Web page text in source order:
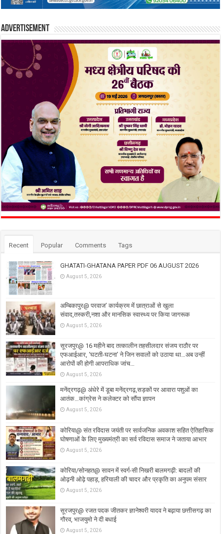
Advertisement
Recent Popular Comments Tags
GHATATI-GHATANA PAPER PDF 06 AUGUST 2026
August 5, 2026
अम्बिकापुर@ परवाज’ कार्यक्रम में छात्राओं से खुला
संवाद,तस्करी,नशा और मानसिक स्वास्थ्य पर किया जागरूक
August 5, 2026
सूरजपुर@ 16 महीने बाद तत्कालीन तहसीलदार संजय राठौर पर
एफआईआर, ‘घटती-घटना’ ने जिन सवालों को उठाया था…अब उन्हीं
आरोपों की होगी आपराधिक जांच…
August 5, 2026
मनेंद्रगढ़@ अंधेरे में डूबा मनेंद्रगढ़,सड़कों पर आवारा पशुओं का
आतंक…कांग्रेस ने कलेक्टर को सौंपा ज्ञापन
August 5, 2026
कोरिया@ संत रविदास जयंती पर सार्वजनिक अवकाश सहित ऐतिहासिक
घोषणाओं के लिए मुख्यमंत्री का सर्व रविदास समाज ने जताया आभार
August 5, 2026
कोरिया/सोनहत@ सावन में स्वर्ग-सी निखरी बालमगढ़ी: बादलों की
ओढ़नी ओढ़े पहाड़, हरियाली की चादर और प्रकृति का अनुपम संसार
August 5, 2026
सूरजपुर@ रजत पदक जीतकर ज्ञानेश्वरी यादव ने बढ़ाया छत्तीसगढ़ का
गौरव, भाजयुमो ने दी बधाई
August 5, 2026